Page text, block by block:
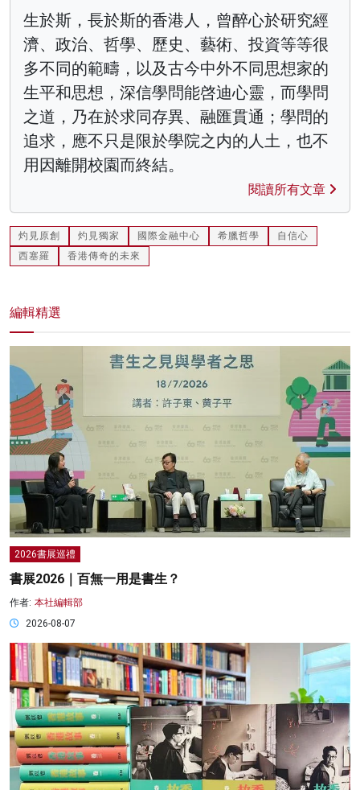
生於斯，長於斯的香港人，曾醉心於研究經
濟、政治、哲學、歷史、藝術、投資等等很
多不同的範疇，以及古今中外不同思想家的
生平和思想，深信學問能啓迪心靈，而學問
之道，乃在於求同存異、融匯貫通；學問的
追求，應不只是限於學院之内的人土，也不
用因離開校園而終結。
閱讀所有文章
灼見原創 灼見獨家 國際金融中心 希臘哲學
自信心
西塞羅
香港傳奇的未來
編輯精選
2026書展巡禮
書展2026｜百無一用是書生？
作者: 本社編輯部
2026-08-07